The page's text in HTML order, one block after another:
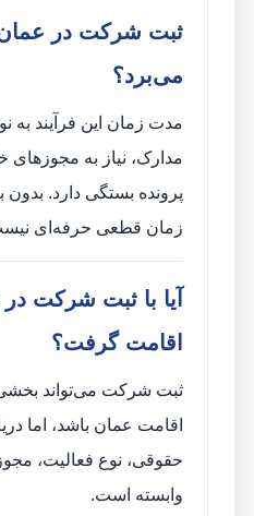
ثبت شرکت در
می‌برد؟
مدت زمان این فرآیند به
مدارک، نیاز به مجوزهای
پرونده بستگی دارد. بدون
زمان قطعی حرفه‌ای
آیا با ثبت شرکت
اقامت گرفت؟
ثبت شرکت می‌تواند
اقامت عمان باشد، اما
حقوقی، نوع فعالیت،
وابسته است.